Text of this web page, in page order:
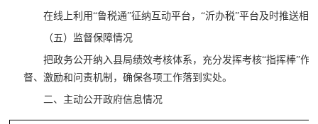
在线上利用“鲁税通”征纳互动平台，“沂办税”平台及时推送相
（五）监督保障情况
把政务公开纳入县局绩效考核体系，充分发挥考核“指挥棒”作
督、激励和问责机制，确保各项工作落到实处。
二、主动公开政府信息情况